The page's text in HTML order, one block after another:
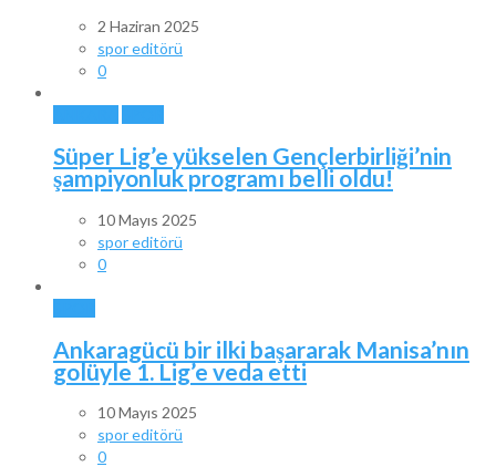
2 Haziran 2025
spor editörü
0
Süper Lig’e yükselen Gençlerbirliği’nin
şampiyonluk programı belli oldu!
10 Mayıs 2025
spor editörü
0
Ankaragücü bir ilki başararak Manisa’nın
golüyle 1. Lig’e veda etti
10 Mayıs 2025
spor editörü
0